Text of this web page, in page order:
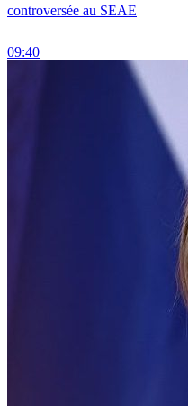
controversée au SEAE
09:40